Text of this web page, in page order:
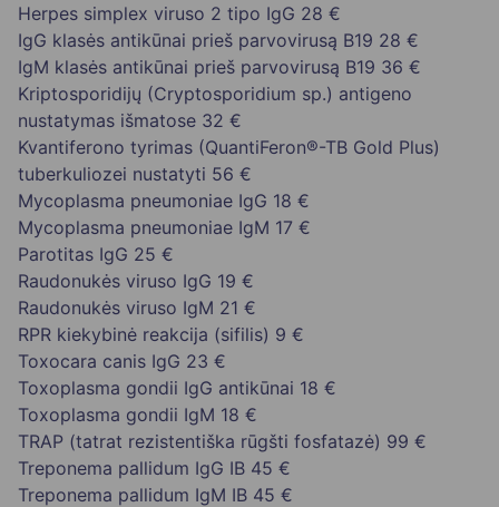
Herpes simplex viruso 2 tipo IgG 28 €
IgG klasės antikūnai prieš parvovirusą B19 28 €
IgM klasės antikūnai prieš parvovirusą B19 36 €
Kriptosporidijų (Cryptosporidium sp.) antigeno
nustatymas išmatose 32 €
Kvantiferono tyrimas (QuantiFeron®-TB Gold Plus)
tuberkuliozei nustatyti 56 €
Mycoplasma pneumoniae IgG 18 €
Mycoplasma pneumoniae IgM 17 €
Parotitas IgG 25 €
Raudonukės viruso IgG 19 €
Raudonukės viruso IgM 21 €
RPR kiekybinė reakcija (sifilis) 9 €
Toxocara canis IgG 23 €
Toxoplasma gondii IgG antikūnai 18 €
Toxoplasma gondii IgM 18 €
TRAP (tatrat rezistentiška rūgšti fosfatazė) 99 €
Treponema pallidum IgG IB 45 €
Treponema pallidum IgM IB 45 €